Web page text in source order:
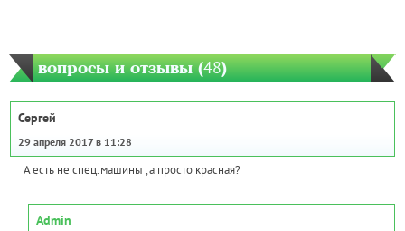
вопросы и отзывы (48)
Сергей
29 апреля 2017 в 11:28
А есть не спец.машины ,а просто красная?
Admin